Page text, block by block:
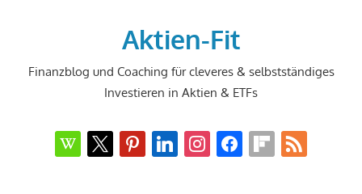
Aktien-Fit
Finanzblog und Coaching für cleveres & selbstständiges
Investieren in Aktien & ETFs
wikipedia
x pinterestlinkedininstagramfacebookflipboard
rss